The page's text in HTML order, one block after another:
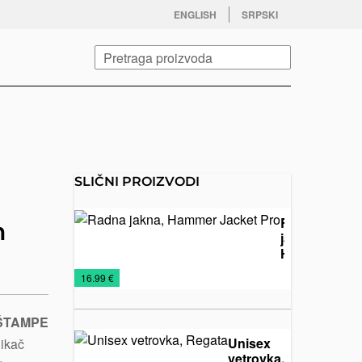
ENGLISH SRPSKI
youtube
SLIČNI PROIZVODI
Radna
jakna,
Hammer
Jakne
Radna
odela
Tekstil
16.99 €
Unisex